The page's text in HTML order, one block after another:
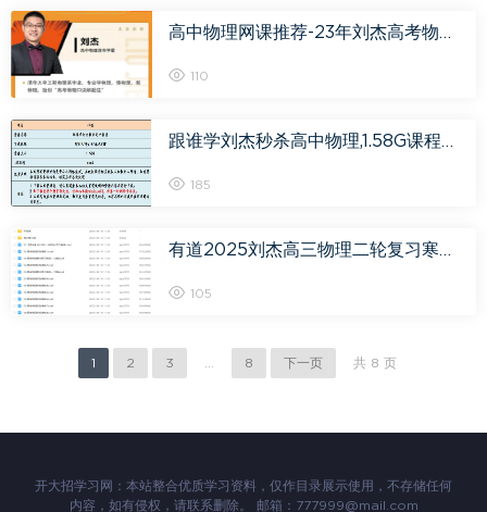
高中物理网课推荐-23年刘杰高考物理课程百度云资源下载
110
跟谁学刘杰秒杀高中物理,1.58G课程百度网盘打包下载，刘杰高中物理教学视频
185
有道2025刘杰高三物理二轮复习寒假班
105
1 2 3 8 下一页 共 8 页
开大招学习网：本站整合优质学习资料，仅作目录展示使用，不存储任何
内容，如有侵权，请联系删除。 邮箱：777999@mail.com